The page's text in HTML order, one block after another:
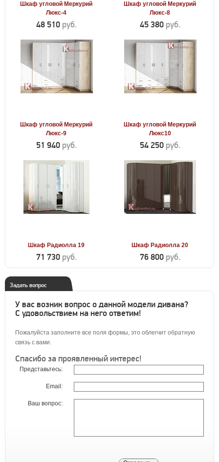
Шкаф угловой Меркурий
Люкс-4
48 510 руб.
Шкаф угловой Меркурий
Люкс-8
45 380 руб.
Шкаф угловой Меркурий
Люкс-9
51 940 руб.
Шкаф угловой Меркурий
Люкс10
54 250 руб.
Шкаф Радиолла 19
71 730 руб.
Шкаф Радиолла 20
76 800 руб.
Задать вопрос
У вас возник вопрос о данной модели дивана?
С удовольствием на него ответим!
Пожалуйста заполните все поля формы, это облегчит обратную
связь с вами.
Спасибо за проявленный интерес!
Представьтесь:
Email:
Ваш вопрос: